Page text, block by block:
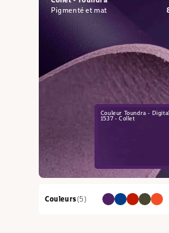
Pigmenté et mat
Couleur Toundra -
1537 - Collet
Couleurs(5)